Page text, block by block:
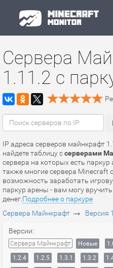
Сервера
1.11.2 с
IP адреса серверов майнкрафт
найдете таблицу ссерверами
сервера на которых есть
также многие сервера Minecraft
возможность заработать
паркур арены - вам могу
денег. Подробнее о паркуре
Сервера Майнкрафт → Версия
Версии:
Сервера Майнкрафт Новые
1.2.4
1.2.5 1.3.1 1.3.2